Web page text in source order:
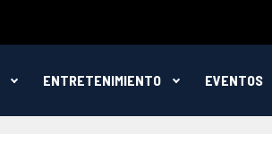
ENTRETENIMIENTO EVENTOS